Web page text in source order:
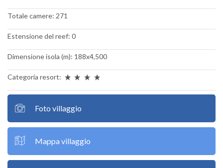
Totale camere: 271
Estensione del reef: 0
Dimensione isola (m): 188x4,500
Categoria resort:
Foto villaggio
Mappa villaggio